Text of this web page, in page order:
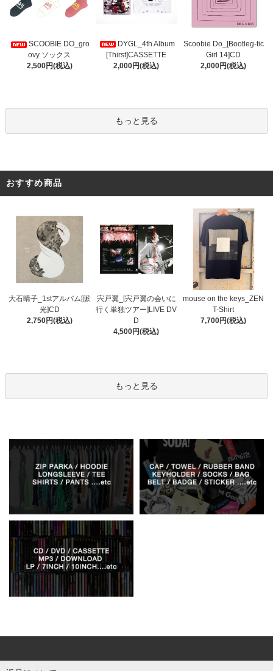
SCOOBIE DO_gro
ovy ソックス
2,500円(税込)
DYGL_4th Album
[Thirst]CASSETTE
2,000円(税込)
Scoobie Do_[Bootleg-tic
Girl 14]CD
2,000円(税込)
もっと見る
おすすめ商品
大石晴子_1stアルバム[脈
光]CD
2,750円(税込)
宍戸翼_[宍戸翼の会いに
行く単独ツアー]LIVE DV
D
4,500円(税込)
mouse on the keys_ZEN
T-Shirt
7,700円(税込)
もっと見る